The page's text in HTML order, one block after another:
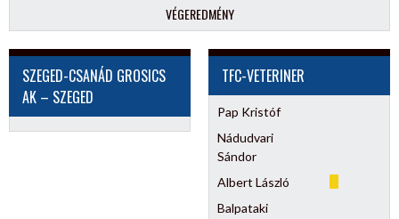
VÉGEREDMÉNY
SZEGED-CSANÁD GROSICS
AK – SZEGED
TFC-VETERINER
Pap Kristóf
Nádudvari
Sándor
Albert László
Balpataki